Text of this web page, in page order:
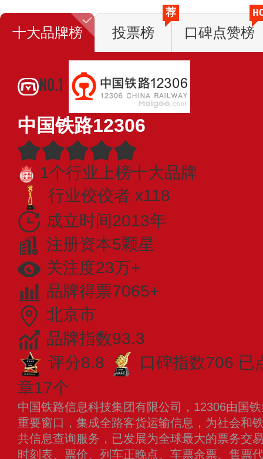
十大品牌榜 投票榜
荐
口碑点赞榜
NO.1
中国铁路12306
1个行业上榜十大品牌
行业佼佼者 x118
成立时间2013年
注册资本5颗星
关注度23万+
品牌得票7065+
北京市
品牌指数93.3
评分8.8
口碑指数706 已
章17个
中国铁路信息科技集团有限公司，12306由国
重要窗口，集成全路客货运输信息，为社会和
共信息查询服务，已发展为全球最大的票务交
时刻表、票价、列车正晚点、车票余票、售票